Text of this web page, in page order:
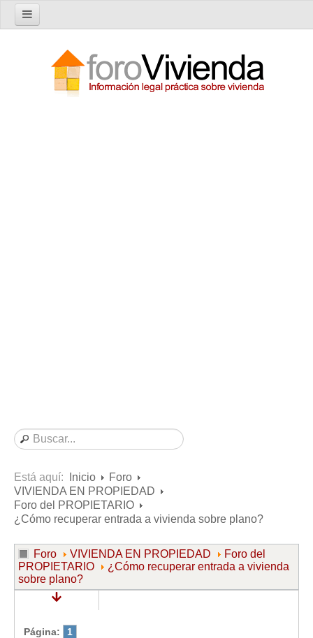
Nuevo tema
Contratos de Arrendamiento
De uso distinto al de vivienda
Otros contratos de Arrendamiento
Requerimientos y comunicaciones
Para contratos anteriores al 6 de junio de 2013
Para contratos de Renta Antigua
Formularios sobre Vivienda en Propiedad
Modelos de Contratos
Está aquí: Inicio
Foro
VIVIENDA EN PROPIEDAD
Foro del PROPIETARIO
¿Cómo recuperar entrada a vivienda sobre plano?
Foro VIVIENDA EN PROPIEDAD
Foro del
PROPIETARIO
¿Cómo recuperar entrada a vivienda
sobre plano?
Página: 1